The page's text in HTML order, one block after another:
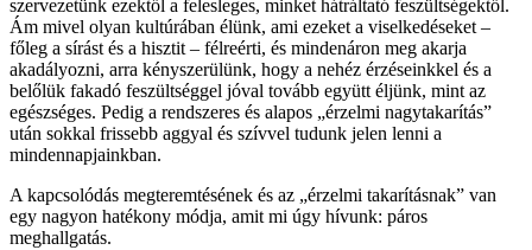
szervezetünk ezektől a felesleges, minket hátráltató feszültségektől.
Ám mivel olyan kultúrában élünk, ami ezeket a viselkedéseket –
főleg a sírást és a hisztit – félreérti, és mindenáron meg akarja
akadályozni, arra kényszerülünk, hogy a nehéz érzéseinkkel és a
belőlük fakadó feszültséggel jóval tovább együtt éljünk, mint az
egészséges. Pedig a rendszeres és alapos „érzelmi nagytakarítás”
után sokkal frissebb aggyal és szívvel tudunk jelen lenni a
mindennapjainkban.
A kapcsolódás megteremtésének és az „érzelmi takarításnak” van
egy nagyon hatékony módja, amit mi úgy hívunk: páros
meghallgatás.